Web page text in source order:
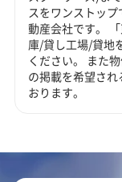
スをワンストッ
動産会社です。
庫/貸し工場/貸地
ください。 また
の掲載を希望さ
おります。